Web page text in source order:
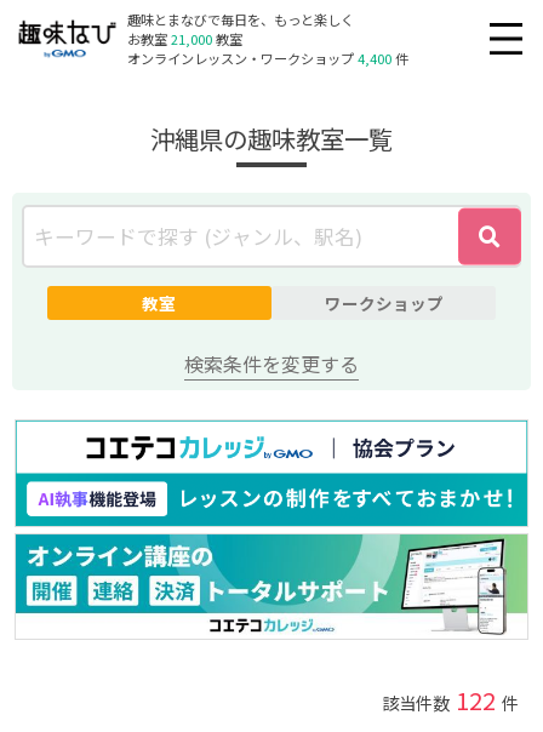
趣味とまなびで毎日を、もっと楽しく
お教室21,000教室
オンラインレッスン・ワークショップ4,400件
沖縄県の趣味教室一覧
教室 ワークショップ
検索条件を変更する
該当件数 122 件